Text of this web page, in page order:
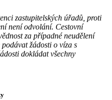
zastupitelských úřadů, proti
není odvolání. Cestovní
za případné neudělení
žádosti o víza s
dokládat všechny